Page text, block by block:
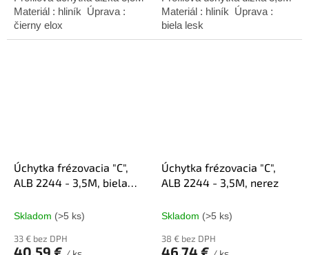
Materiál : hliník Úprava :
čierny elox
Materiál : hliník Úprava :
biela lesk
Úchytka frézovacia "C",
ALB 2244 - 3,5M, biela
Skladom (>5 ks)
33 € bez DPH
40,59 €
Úchytka frézovacia "C",
ALB 2244 - 3,5M, nerez
Skladom (>5 ks)
38 € bez DPH
46,74 €